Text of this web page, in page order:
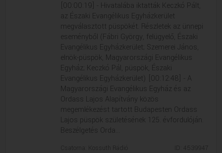
[00:00:19] - Hivatalába iktatták Keczkó Pált,
az Északi Evangélikus Egyházkerület
megválasztott püspökét. Részletek az ünnepi
eseményből (Fábri György, felügyelő, Északi
Evangélikus Egyházkerület; Szemerei János,
elnök-püspök, Magyarországi Evangélikus
Egyház; Keczkó Pál, püspök, Északi
Evangélikus Egyházkerület) [00:12:48] - A
Magyarországi Evangélikus Egyház és az
Ordass Lajos Alapítvány közös
megemlékezést tartott Budapesten Ordass
Lajos püspök születésének 125. évfordulóján.
Beszélgetés Orda...
Csatorna: Kossuth Rádió
ID: 4539947